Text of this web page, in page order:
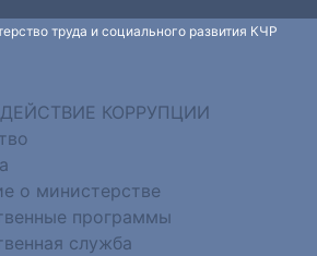
труда и социального развития КЧР
КОРРУПЦИИ
о министерстве
программы
служба